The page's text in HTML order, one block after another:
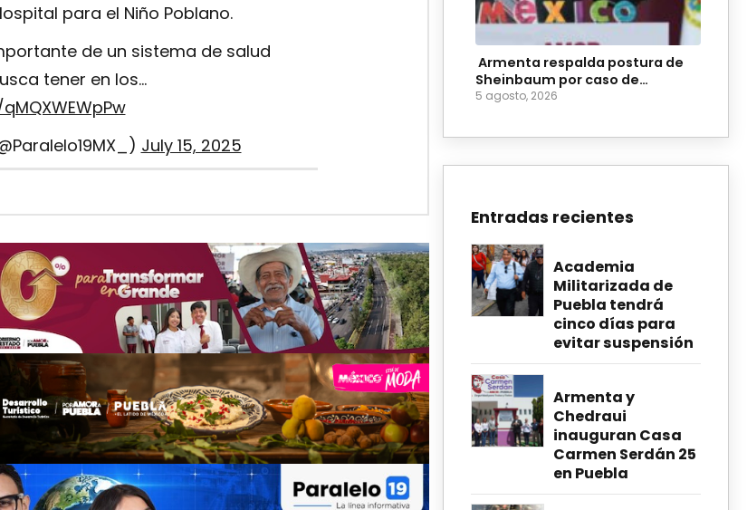
para el Niño Poblano.
de un sistema de salud
tener en los…
July 15, 2025
Armenta respalda postura de
Sheinbaum por caso de
diputadas poblanas
5 agosto, 2026
Entradas recientes
Academia
Militarizada de
Puebla tendrá
cinco días para
evitar suspensión
Armenta y
Chedraui
inauguran Casa
Carmen Serdán 25
en Puebla